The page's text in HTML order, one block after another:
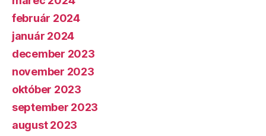
február 2024
január 2024
december 2023
november 2023
október 2023
september 2023
august 2023